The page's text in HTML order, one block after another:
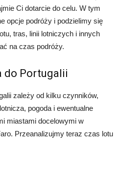
Ci dotarcie do celu. W tym
opcje podróży i podzielimy się
tras, linii lotniczych i innych
na czas podróży.
do Portugalii
zależy od kilku czynników,
pogoda i ewentualne
miastami docelowymi w
Przeanalizujmy teraz czas lotu